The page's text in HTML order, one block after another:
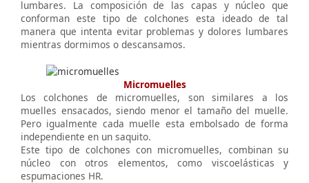
lumbares. La composición de las capas y núcleo que
conforman este tipo de colchones esta ideado de tal
manera que intenta evitar problemas y dolores lumbares
mientras dormimos o descansamos.
Micromuelles
Los colchones de micromuelles, son similares a los
muelles ensacados, siendo menor el tamaño del muelle.
Pero igualmente cada muelle esta embolsado de forma
independiente en un saquito.
Este tipo de colchones con micromuelles, combinan su
núcleo con otros elementos, como viscoelásticas y
espumaciones HR.